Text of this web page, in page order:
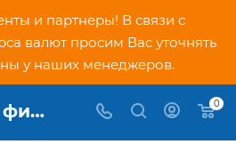
и партнеры! В связи с
валют просим Вас уточнять
у наших менеджеров.
Обжимные фитинги для металлопластиковых труб: как определить качественные 0